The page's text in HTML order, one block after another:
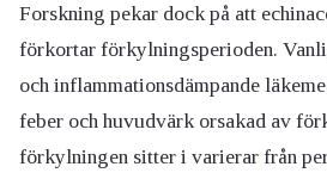
Forskning pekar dock på att
förkortar förkylningsperioden.
och inflammationsdämpande
feber och huvudvärk orsakad av
förkylningen sitter i varierar från